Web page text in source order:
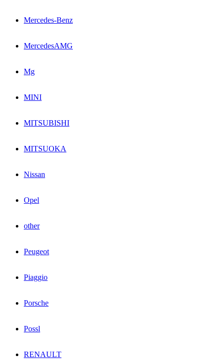
Mercedes-Benz
MercedesAMG
Mg
MINI
MITSUBISHI
MITSUOKA
Nissan
Opel
other
Peugeot
Piaggio
Porsche
Possl
RENAULT